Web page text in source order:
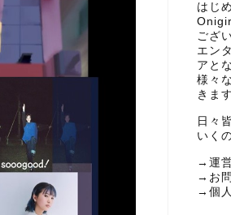
はじ
ござ
エン
アと
様々
きま
日々
いく
→ 運
→ お
→ 個